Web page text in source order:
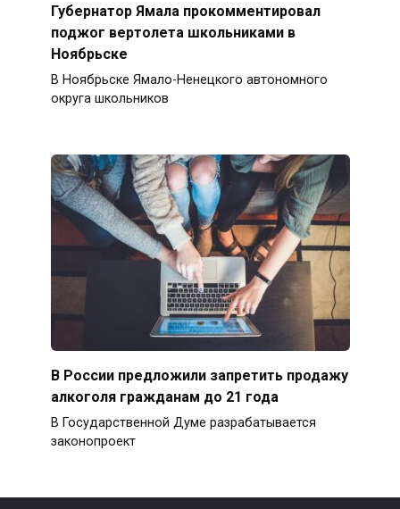
Губернатор Ямала прокомментировал
поджог вертолета школьниками в
Ноябрьске
В Ноябрьске Ямало-Ненецкого автономного
округа школьников
В России предложили запретить продажу
алкоголя гражданам до 21 года
В Государственной Думе разрабатывается
законопроект